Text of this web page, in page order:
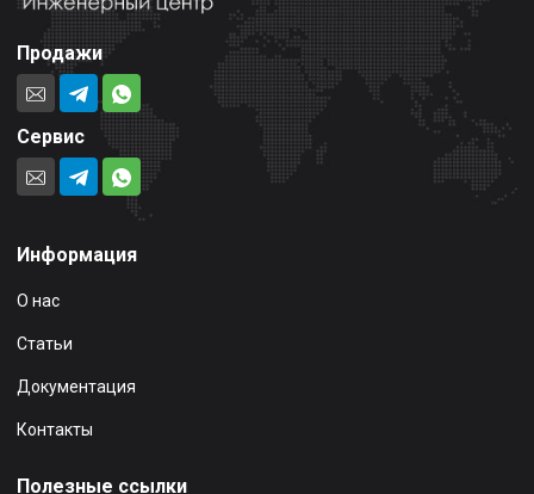
Продажи
Сервис
Информация
О нас
Статьи
Документация
Контакты
Полезные ссылки